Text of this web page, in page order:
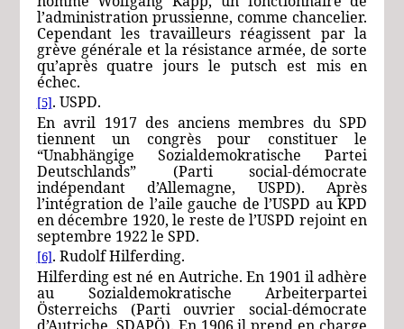
l’administration prussienne, comme chancelier.
Cependant les travailleurs réagissent par la
grève générale et la résistance armée, de sorte
qu’après quatre jours le putsch est mis en
échec.
[5]. USPD.
En avril 1917 des anciens membres du SPD
tiennent un congrès pour constituer le
“Unabhängige Sozialdemokratische Partei
Deutschlands” (Parti social-démocrate
indépendant d’Allemagne, USPD). Après
l’intégration de l’aile gauche de l’USPD au KPD
en décembre 1920, le reste de l’USPD rejoint en
septembre 1922 le SPD.
[6]. Rudolf Hilferding.
Hilferding est né en Autriche. En 1901 il adhère
au Sozialdemokratische Arbeiterpartei
Österreichs(Parti ouvrier social-démocrate